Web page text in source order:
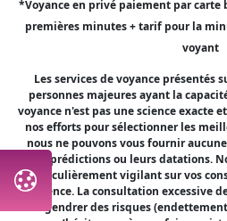
*Voyance en privé paiement par carte
premières minutes + tarif pour la
voyant
Les services de voyance présentés
personnes majeures ayant la
voyance n'est pas une science exacte
nos efforts pour sélectionner les
nous ne pouvons vous fournir
prédictions ou leurs datations.
particulièrement vigilant sur vos
fréquence. La consultation excessive
engendrer des risques